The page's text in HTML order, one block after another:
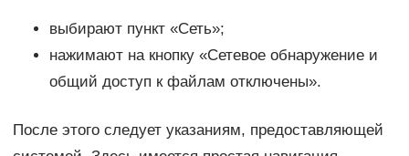
выбирают пункт «Сеть»;
нажимают на кнопку «Сетевое обнаружение и
общий доступ к файлам отключены».
После этого следует указаниям, предоставляющей